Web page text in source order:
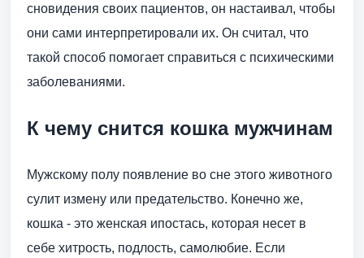
сновидения своих пациентов, он настаивал, чтобы
они сами интерпретировали их. Он считал, что
такой способ помогает справиться с психическими
заболеваниями.
К чему снится кошка мужчинам
Мужскому полу появление во сне этого животного
сулит измену или предательство. Конечно же,
кошка - это женская ипостась, которая несет в
себе хитрость, подлость, самолюбие. Если